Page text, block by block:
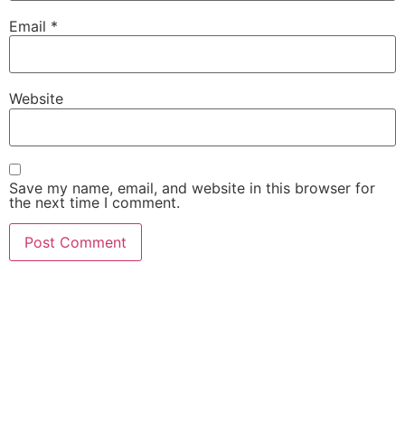
Email *
Website
Save my name, email, and website in this browser for
the next time I comment.